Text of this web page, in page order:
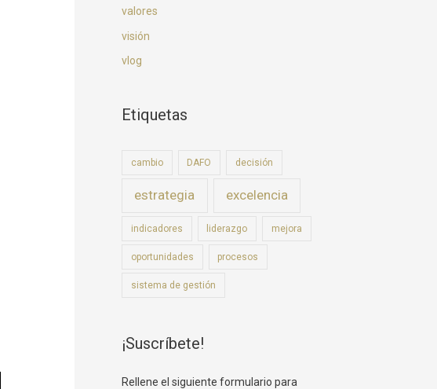
valores
visión
vlog
Etiquetas
cambio DAFO decisión
estrategia excelencia
indicadores liderazgo mejora
oportunidades procesos
sistema de gestión
¡Suscríbete!
Rellene el siguiente formulario para